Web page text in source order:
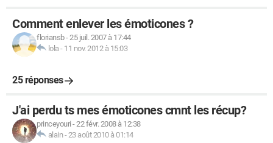
Comment enlever les émoticones ?
floriansb-25 juil. 2007 à 17:44
lola - 11 nov. 2012 à 15:03
25 réponses
J'ai perdu ts mes émoticones cmnt les récup?
princeyouri -22 févr. 2008 à 12:38
alain-23 août 2010 à 01:14